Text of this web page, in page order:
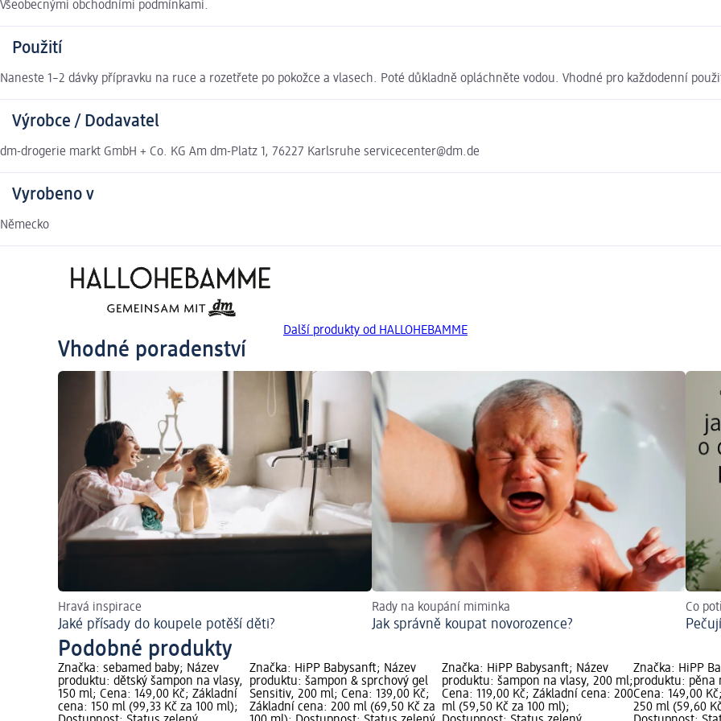
Všeobecnými obchodními podmínkami.
Použití
Naneste 1–2 dávky přípravku na ruce a rozetřete po pokožce a vlasech. Poté důkladně opláchněte vodou. Vhodné pro každodenní
Výrobce / Dodavatel
dm-drogerie markt GmbH + Co. KG Am dm-Platz 1, 76227 Karlsruhe servicecenter@dm.de
Vyrobeno v
Německo
Další produkty od HALLOHEBAMME
Vhodné poradenství
Hravá inspirace
Jaké přísady do koupele potěší děti?
Rady na koupání miminka
Jak správně koupat novorozence?
Co
Podobné produkty
Značka: sebamed baby; Název
produktu: dětský šampon na vlasy,
150 ml; Cena: 149,00 Kč; Základní
cena: 150 ml (99,33 Kč za 100 ml);
Značka: HiPP Babysanft; Název
produktu: šampon & sprchový gel
Sensitiv, 200 ml; Cena: 139,00 Kč;
Základní cena: 200 ml (69,50 Kč za
Značka: HiPP Babysanft; Název
produktu: šampon na vlasy, 200 ml;
Cena: 119,00 Kč; Základní cena: 200
ml (59,50 Kč za 100 ml);
Značka: HiPP
produktu: pěna
Cena: 149,00
250 ml (59,60